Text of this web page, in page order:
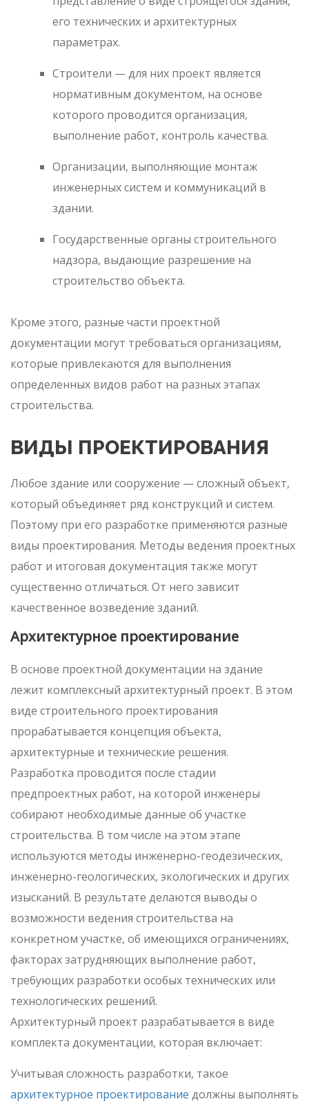
его технических и архитектурных
параметрах.
Строители — для них проект является
нормативным документом, на основе
которого проводится организация,
выполнение работ, контроль качества.
Организации, выполняющие монтаж
инженерных систем и коммуникаций в
здании.
Государственные органы строительного
надзора, выдающие разрешение на
строительство объекта.
Кроме этого, разные части проектной
документации могут требоваться организациям,
которые привлекаются для выполнения
определенных видов работ на разных этапах
строительства.
ВИДЫ ПРОЕКТИРОВАНИЯ
Любое здание или сооружение — сложный объект,
который объединяет ряд конструкций и систем.
Поэтому при его разработке применяются разные
виды проектирования. Методы ведения проектных
работ и итоговая документация также могут
существенно отличаться. От него зависит
качественное возведение зданий.
Архитектурное проектирование
В основе проектной документации на здание
лежит комплексный архитектурный проект. В этом
виде строительного проектирования
прорабатывается концепция объекта,
архитектурные и технические решения.
Разработка проводится после стадии
предпроектных работ, на которой инженеры
собирают необходимые данные об участке
строительства. В том числе на этом этапе
используются методы инженерно-геодезических,
инженерно-геологических, экологических и других
изысканий. В результате делаются выводы о
возможности ведения строительства на
конкретном участке, об имеющихся ограничениях,
факторах затрудняющих выполнение работ,
требующих разработки особых технических или
технологических решений.
Архитектурный проект разрабатывается в виде
комплекта документации, которая включает:
Учитывая сложность разработки, такое
архитектурное проектирование должны выполнять